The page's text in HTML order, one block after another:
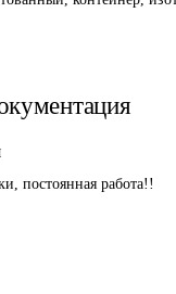
постоянная работа!!